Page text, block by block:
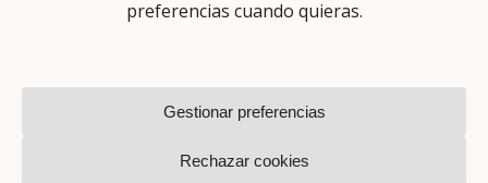
ingresos por las compras adscritas que